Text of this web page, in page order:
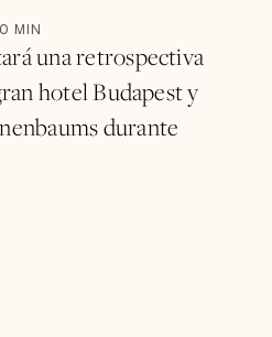
MIN
una retrospectiva
hotel Budapest y
durante